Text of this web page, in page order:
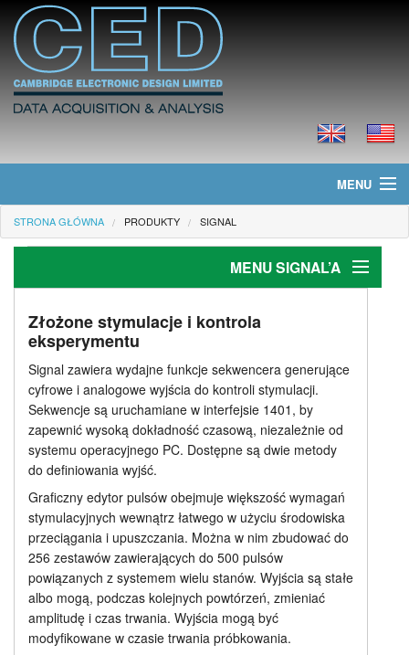
MENU
Strona główna
Cennik
Pliki do ściągnięcia
Samouczki
Wsparcie
Dealerzy
STRONA GŁÓWNA PRODUKTY SIGNAL
MENU SIGNAL’A
Pobieranie danych
Zastosowanie
Kontrola eksperymentu
Język skryptowy
Złożone stymulacje i kontrola
eksperymentu
Signal zawiera wydajne funkcje sekwencera generujące
cyfrowe i analogowe wyjścia do kontroli stymulacji.
Sekwencje są uruchamiane w interfejsie 1401, by
zapewnić wysoką dokładność czasową, niezależnie od
systemu operacyjnego PC. Dostępne są dwie metody
do definiowania wyjść.
Graficzny edytor pulsów obejmuje większość wymagań
stymulacyjnych wewnątrz łatwego w użyciu środowiska
przeciągania i upuszczania. Można w nim zbudować do
256 zestawów zawierających do 500 pulsów
powiązanych z systemem wielu stanów. Wyjścia są stałe
albo mogą, podczas kolejnych powtórzeń, zmieniać
amplitudę i czas trwania. Wyjścia mogą być
modyfikowane w czasie trwania próbkowania.